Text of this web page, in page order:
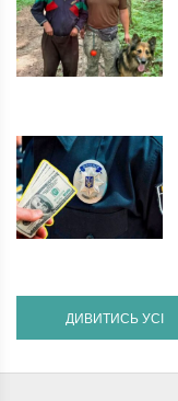
ДИВИТИСЬ УСІ